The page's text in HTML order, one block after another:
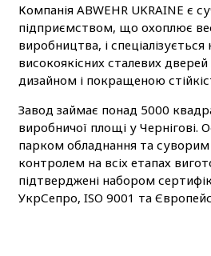
Компанія ABWEHR UKRAINE є
підприємством, що охоплює
виробництва, і спеціалізується
високоякісних сталевих
дизайном і покращеною
Завод займає понад 5000
виробничої площі у Чернігові.
парком обладнання та суворим
контролем на всіх етапах
підтверджені набором
УкрСепро, ISO 9001 та